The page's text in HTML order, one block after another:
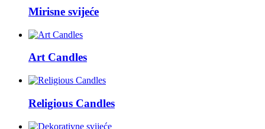
Mirisne svijeće
Art Candles
Religious Candles